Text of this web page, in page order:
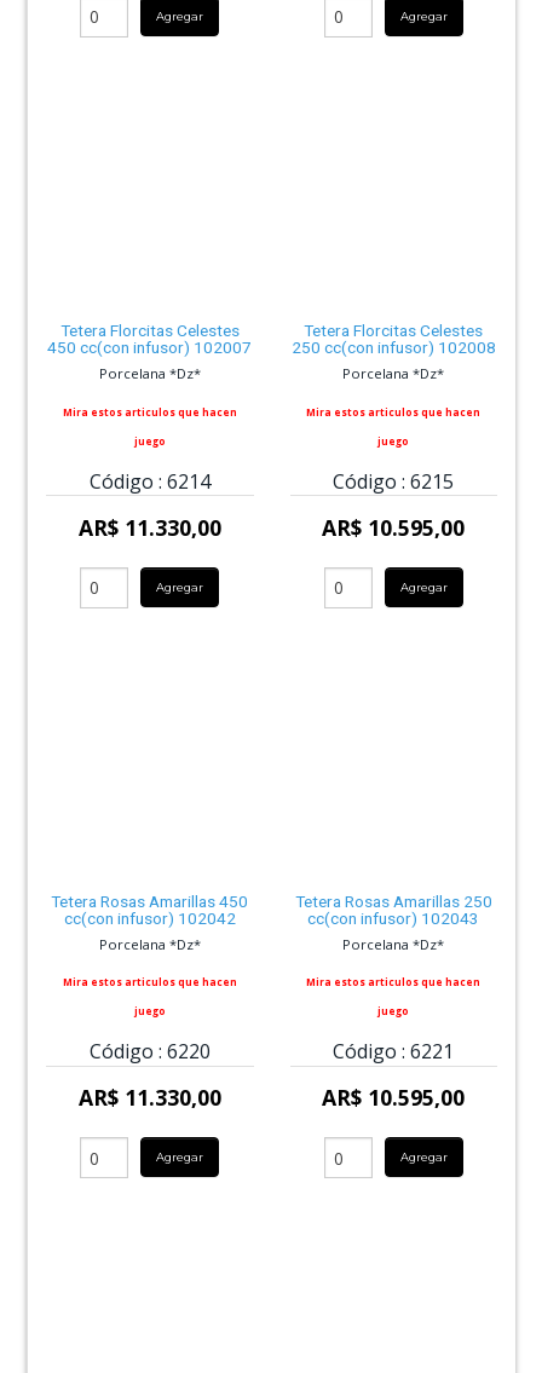
Agregar Agregar
Tetera Florcitas Celestes
450 cc(con infusor) 102007
Porcelana *Dz*
Mira estos articulos que hacen
juego
Código : 6214
AR$ 11.330,00
Agregar
Tetera Florcitas Celestes
250 cc(con infusor) 102008
Porcelana *Dz*
Mira estos articulos que hacen
juego
Código : 6215
AR$ 10.595,00
Agregar
Tetera Rosas Amarillas 450
cc(con infusor) 102042
Porcelana *Dz*
Mira estos articulos que hacen
juego
Código : 6220
AR$ 11.330,00
Agregar
Tetera Rosas Amarillas 250
cc(con infusor) 102043
Porcelana *Dz*
Mira estos articulos que hacen
juego
Código : 6221
AR$ 10.595,00
Agregar